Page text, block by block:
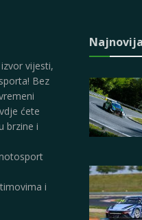
vijesti,
Bez
ćete
brzine i
i